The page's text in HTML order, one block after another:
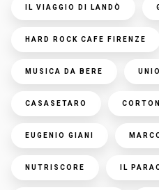
IL VIAGGIO DI LANDÒ
HARD ROCK CAFE FIRENZE
MUSICA DA BERE
CASASETARO
EUGENIO GIANI
NUTRISCORE IL